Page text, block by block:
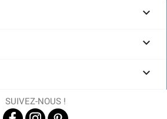



SUIVEZ-NOUS !